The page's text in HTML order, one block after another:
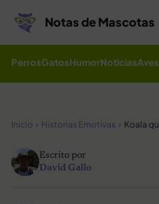
Notas de Mascotas
PerrosGatosHumorNoticiasAves
Inicio Historias Emotivas
Escrito por
David Gallo